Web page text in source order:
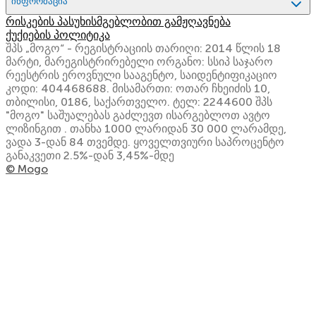
რისკების პასუხისმგებლობით გამჟღავნება
ქუქიების პოლიტიკა
შპს „მოგო“ - რეგისტრაციის თარიღი: 2014 წლის 18
მარტი, მარეგისტრირებელი ორგანო: სსიპ საჯარო
რეესტრის ეროვნული სააგენტო, საიდენტიფიკაციო
კოდი: 404468688. მისამართი: ოთარ ჩხეიძის 10,
თბილისი, 0186, საქართველო. ტელ: 2244600 შპს
"მოგო" საშუალებას გაძლევთ ისარგებლოთ ავტო
ლიზინგით . თანხა 1000 ლარიდან 30 000 ლარამდე,
ვადა 3-დან 84 თვემდე. ყოველთვიური საპროცენტო
განაკვეთი 2.5%-დან 3,45%-მდე
© Mogo